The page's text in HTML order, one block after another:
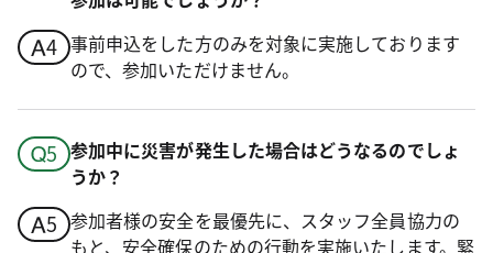
事前申込をした方のみを対象に実施しております
ので、参加いただけません。
参加中に災害が発生した場合はどうなるのでしょ
うか？
参加者様の安全を最優先に、スタッフ全員協力の
もと、安全確保のための行動を実施いたします。緊